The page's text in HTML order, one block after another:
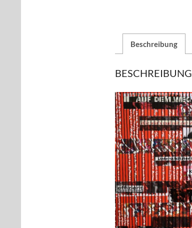
Beschreibung
BESCHREIBUNG